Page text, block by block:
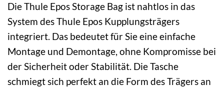
Die Thule Epos Storage Bag ist nahtlos in das
System des Thule Epos Kupplungsträgers
integriert. Das bedeutet für Sie eine einfache
Montage und Demontage, ohne Kompromisse bei
der Sicherheit oder Stabilität. Die Tasche
schmiegt sich perfekt an die Form des Trägers an